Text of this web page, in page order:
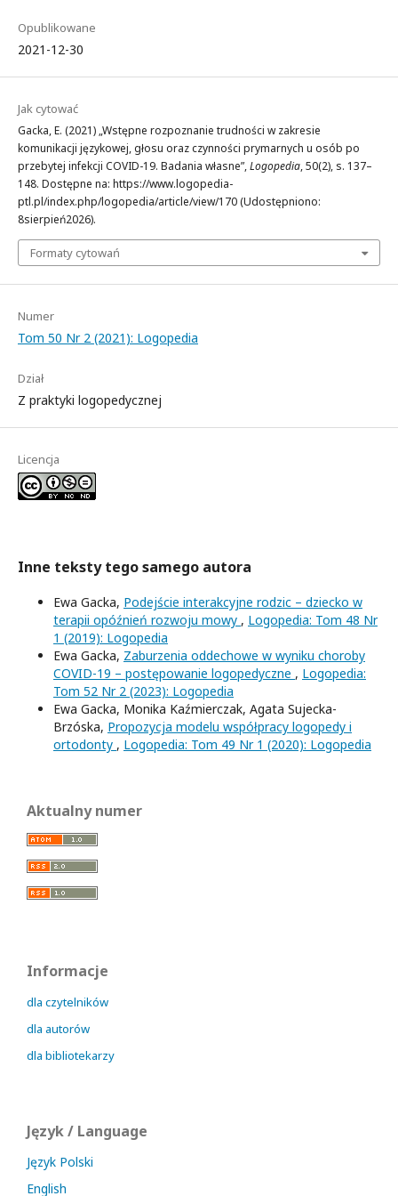
Opublikowane
2021-12-30
Jak cytować
Gacka, E. (2021) „Wstępne rozpoznanie trudności w zakresie
komunikacji językowej, głosu oraz czynności prymarnych u osób po
przebytej infekcji COVID-19. Badania własne”,Logopedia, 50(2), s. 137–
148. Dostępne na: https://www.logopedia-
ptl.pl/index.php/logopedia/article/view/170 (Udostępniono:
8sierpień2026).
Formaty cytowań
Numer
Tom 50 Nr 2 (2021): Logopedia
Dział
Z praktyki logopedycznej
Licencja
Inne teksty tego samego autora
Ewa Gacka, Podejście interakcyjne rodzic – dziecko w
terapii opóźnień rozwoju mowy , Logopedia: Tom 48 Nr
1 (2019): Logopedia
Ewa Gacka, Zaburzenia oddechowe w wyniku choroby
COVID-19 – postępowanie logopedyczne , Logopedia:
Tom 52 Nr 2 (2023): Logopedia
Ewa Gacka, Monika Kaźmierczak, Agata Sujecka-
Brzóska, Propozycja modelu współpracy logopedy i
ortodonty , Logopedia: Tom 49 Nr 1 (2020): Logopedia
Aktualny numer
Informacje
dla czytelników
dla autorów
dla bibliotekarzy
Język / Language
Język Polski
English